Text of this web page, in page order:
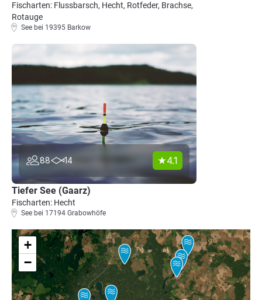
Fischarten: Flussbarsch, Hecht, Rotfeder, Brachse,
Rotauge
See bei 19395 Barkow
88 14 4.1
Tiefer See (Gaarz)
Fischarten: Hecht
See bei 17194 Grabowhöfe
+
−